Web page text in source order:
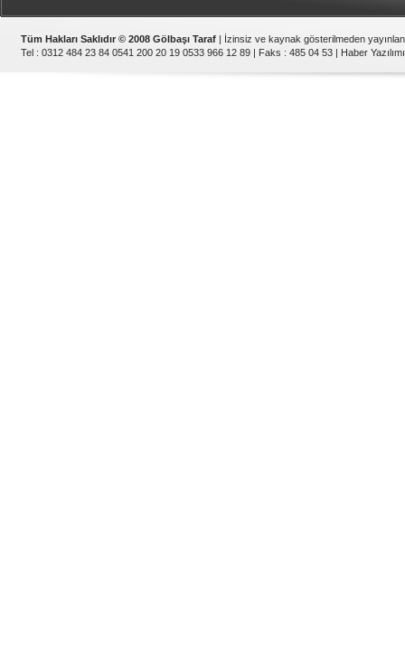
Tüm Hakları Saklıdır © 2008 Gölbaşı Taraf | İzinsiz ve kaynak gösterilmeden
Tel : 0312 484 23 84 0541 200 20 19 0533 966 12 89 | Faks : 485 04 53 | Haber Yazılımı